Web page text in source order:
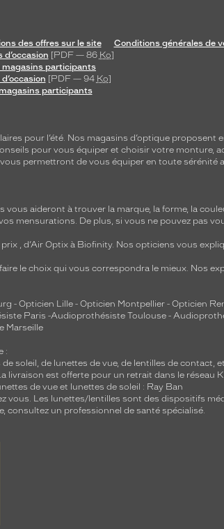
des offres sur le site
Conditions générales de
[PDF — 86 Ko]
magasins participants
[PDF — 94 Ko]
participants
pour l’été. Nos magasins d’optique proposent
pour vous équiper et choisir votre monture,
permettront de vous équiper en toute sérénité
aideront à trouver la marque, la forme, la
mensurations. De plus, si vous ne pouvez pas
, d’Air Optix à Biofinity. Nos opticiens vous
le choix qui vous correspondra le mieux. Nos
- Opticien Lille - Opticien Montpellier - Opticien
Paris -Audioprothésiste Toulouse -
Marseille
:
soleil, de lunettes de vue, de lentilles de contact,
est offerte pour un retrait dans le réseau
de vue et lunettes de soleil : Ray Ban
vous. Les lunettes/lentilles sont des dispositifs
consultez un professionnel de santé spécialisé.